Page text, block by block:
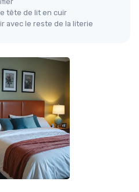
tête de lit en cuir
avec le reste de la literie